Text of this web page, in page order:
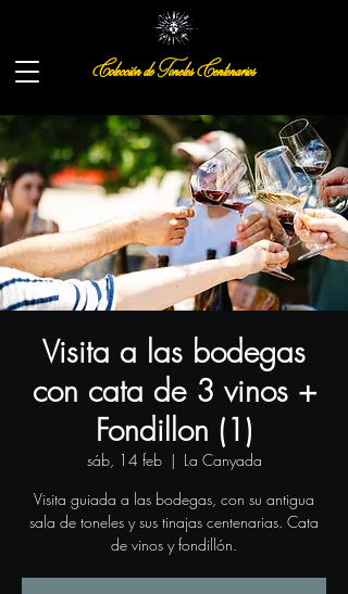
Colección de Toneles Centenarios
Visita a las bodegas
con cata de 3 vinos +
Fondillon (1)
sáb, 14 feb
  |
La Canyada
Visita guiada a las bodegas, con su antigua
sala de toneles y sus tinajas centenarias. Cata
de vinos y fondillón.